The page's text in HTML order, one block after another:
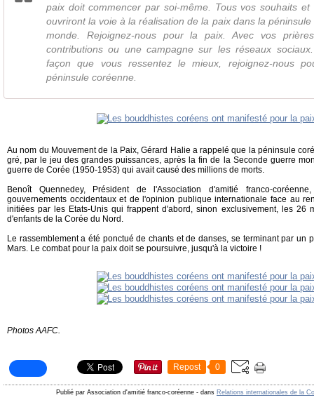
paix doit commencer par soi-même. Tous vos souhaits et
ouvriront la voie à la réalisation de la paix dans la
monde. Rejoignez-nous pour la paix. Avec vos
contributions ou une campagne sur les réseaux
façon que vous ressentez le mieux, rejoignez-nous
péninsule coréenne.
Au nom du Mouvement de la Paix, Gérard Halie a rappelé que la péninsule
gré, par le jeu des grandes puissances, après la fin de la Seconde guerre
guerre de Corée (1950-1953) qui avait causé des millions de morts.
Benoît Quennedey, Président de l'Association d'amitié franco-
gouvernements occidentaux et de l'opinion publique internationale face au
initiées par les Etats-Unis qui frappent d'abord, sinon exclusivement, les 26
d'enfants de la Corée du Nord.
Le rassemblement a été ponctué de chants et de danses, se terminant par un
Mars. Le combat pour la paix doit se poursuivre, jusqu'à la victoire !
Photos AAFC.
Repost 0
Publié par Association d'amitié franco-coréenne - dans Relations internationales de la